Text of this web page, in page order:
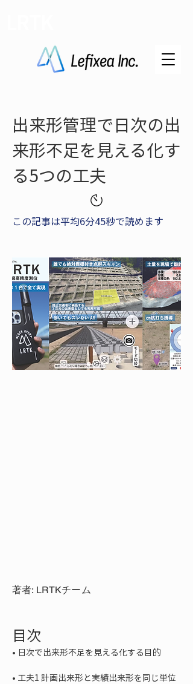
出来形管理で日次の出
来形不足を見える化す
る5つの工夫
この記事は平均6分45秒で読めます
著者: LRTKチーム
目次
•
• 工夫1 計画出来形と実績出来形を同じ単位